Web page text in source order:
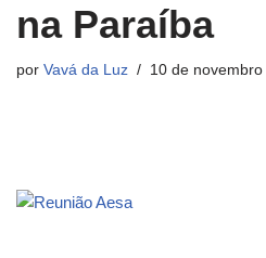
na Paraíba
por Vavá da Luz 10 de